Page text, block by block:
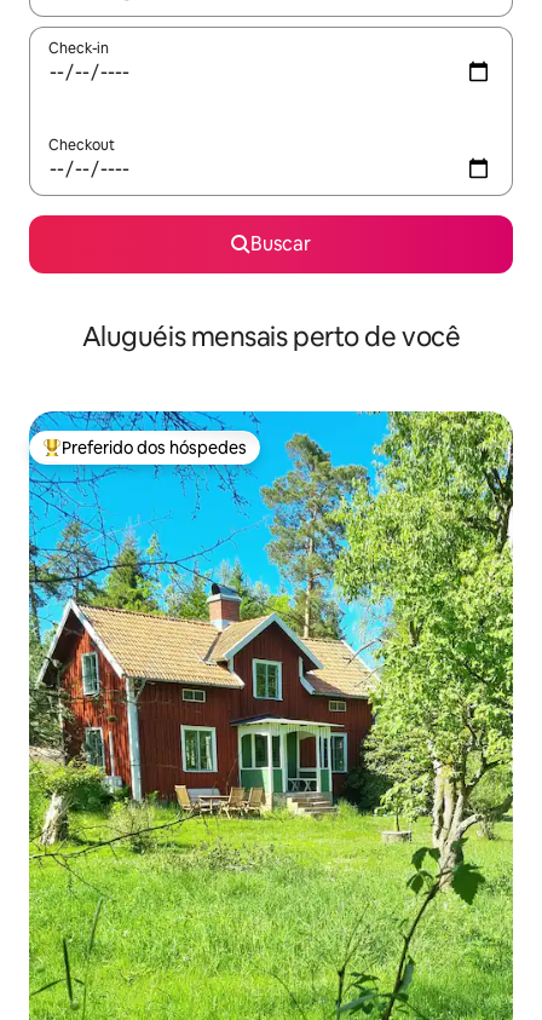
Check-in
Checkout
Buscar
Aluguéis mensais perto de você
Entre os melhores preferidos dos hóspedes
Preferido dos hóspedes